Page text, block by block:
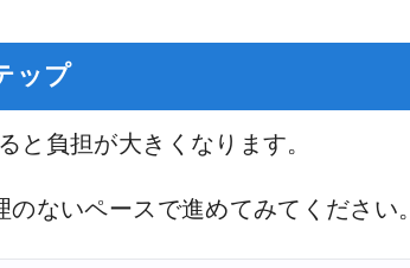
ップ
と負担が大きくなります。
ないペースで進めてみてください。